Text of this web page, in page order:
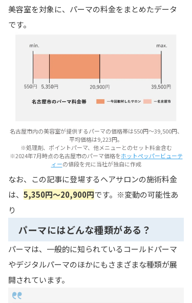
美容室を対象に、パーマの料金をまとめたデータ
です。
名古屋市内の美容室が提供するパーマの価格帯は550円〜39,500円、
平均価格は9,223円。
※処理剤、ポイントパーマ、他メニューとのセット料金含む
※2024年7月時点の名古屋市のパーマ価格をホットペッパービューテ
ィーの値段を元に当社が独自に作成
なお、この記事に登場するヘアサロンの施術料金
は、 5,350円〜20,900円です。※変動の可能性あ
り
パーマにはどんな種類がある？
パーマは、一般的に知られているコールドパーマ
やデジタルパーマのほかにもさまざまな種類が展
開されています。